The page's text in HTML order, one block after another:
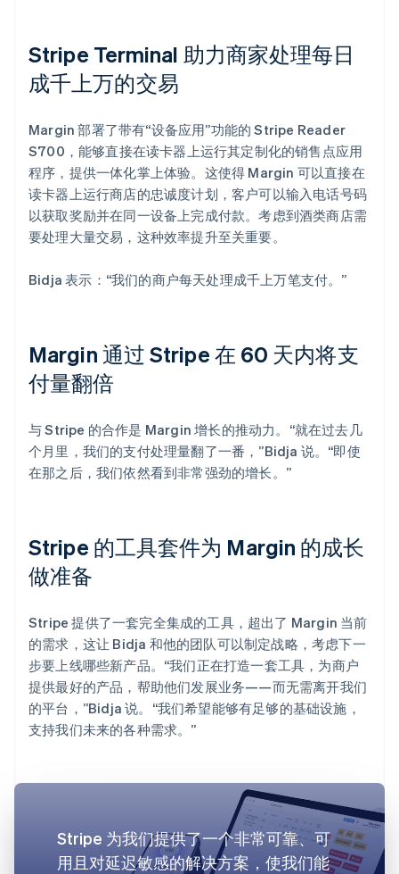
Stripe Terminal 助力商家处理每日
成千上万的交易
Margin 部署了带有“设备应用”功能的 Stripe Reader
S700，能够直接在读卡器上运行其定制化的销售点应用
程序，提供一体化掌上体验。这使得 Margin 可以直接在
读卡器上运行商店的忠诚度计划，客户可以输入电话号码
以获取奖励并在同一设备上完成付款。考虑到酒类商店需
要处理大量交易，这种效率提升至关重要。
Bidja 表示：“我们的商户每天处理成千上万笔支付。”
Margin 通过 Stripe 在 60 天内将支
付量翻倍
与 Stripe 的合作是 Margin 增长的推动力。“就在过去几
个月里，我们的支付处理量翻了一番，”Bidja 说。“即使
在那之后，我们依然看到非常强劲的增长。”
Stripe 的工具套件为 Margin 的成长
做准备
Stripe 提供了一套完全集成的工具，超出了 Margin 当前
的需求，这让 Bidja 和他的团队可以制定战略，考虑下一
步要上线哪些新产品。“我们正在打造一套工具，为商户
提供最好的产品，帮助他们发展业务——而无需离开我们
的平台，”Bidja 说。“我们希望能够有足够的基础设施，
支持我们未来的各种需求。”
Stripe 为我们提供了一个非常可靠、可
用且对延迟敏感的解决方案，使我们能